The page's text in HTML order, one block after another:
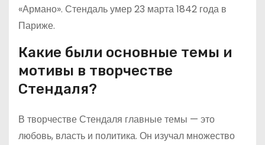
«Армано». Стендаль умер 23 марта 1842 года в
Париже.
Какие были основные темы и
мотивы в творчестве
Стендаля?
В творчестве Стендаля главные темы — это
любовь, власть и политика. Он изучал множество